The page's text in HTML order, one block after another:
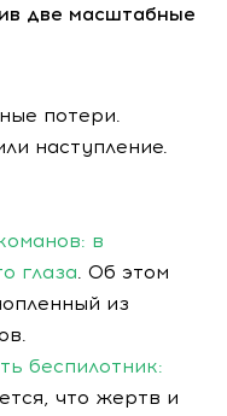
две масштабные
потери.
наступление.
в
глаза. Об этом
из
беспилотник:
что жертв и